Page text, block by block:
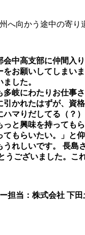
へ向かう途中の寄り
会中高支部に仲間入
をお願いしてしまい
した。
多岐にわたりお仕事
引かれたはずが、資
ハマりだしてる（？
っと興味を持っても
てもらいたい。」と
うれしいです。 長島
うございました。こ
担当：株式会社 下